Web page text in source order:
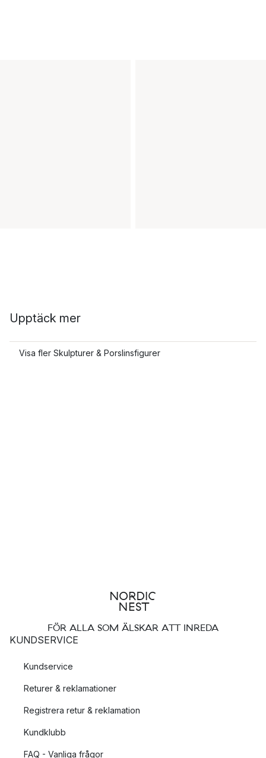
Upptäck mer
Visa fler Skulpturer & Porslinsfigurer
FÖR ALLA SOM ÄLSKAR ATT INREDA
KUNDSERVICE
Kundservice
Returer & reklamationer
Registrera retur & reklamation
Kundklubb
FAQ - Vanliga frågor